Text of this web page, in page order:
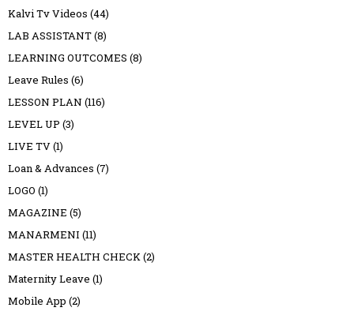
Kalvi Tv Videos (44)
LAB ASSISTANT(8)
LEARNING OUTCOMES (8)
Leave Rules (6)
LESSON PLAN (116)
LEVEL UP (3)
LIVE TV(1)
Loan & Advances (7)
LOGO (1)
MAGAZINE (5)
MANARMENI (11)
MASTER HEALTH CHECK(2)
Maternity Leave (1)
Mobile App (2)